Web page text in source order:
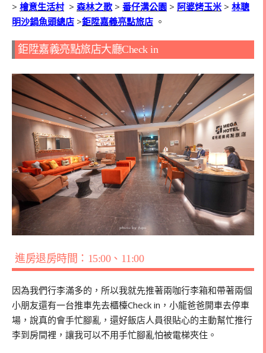
> 檜意生活村> 森林之歌 > 番仔溝公園 > 阿婆烤玉米 > 林聰
明沙鍋魚頭總店 >鉅陞嘉義亮點旅店 。
鉅陞嘉義亮點旅店大廳Check in
進房退房時間：15:00、11:00
因為我們行李滿多的，所以我就先推著兩咖行李箱和帶著兩個
小朋友還有一台推車先去櫃檯Check in，小龍爸爸開車去停車
場，說真的會手忙腳亂，還好飯店人員很貼心的主動幫忙推行
李到房間裡，讓我可以不用手忙腳亂怕被電梯夾住。